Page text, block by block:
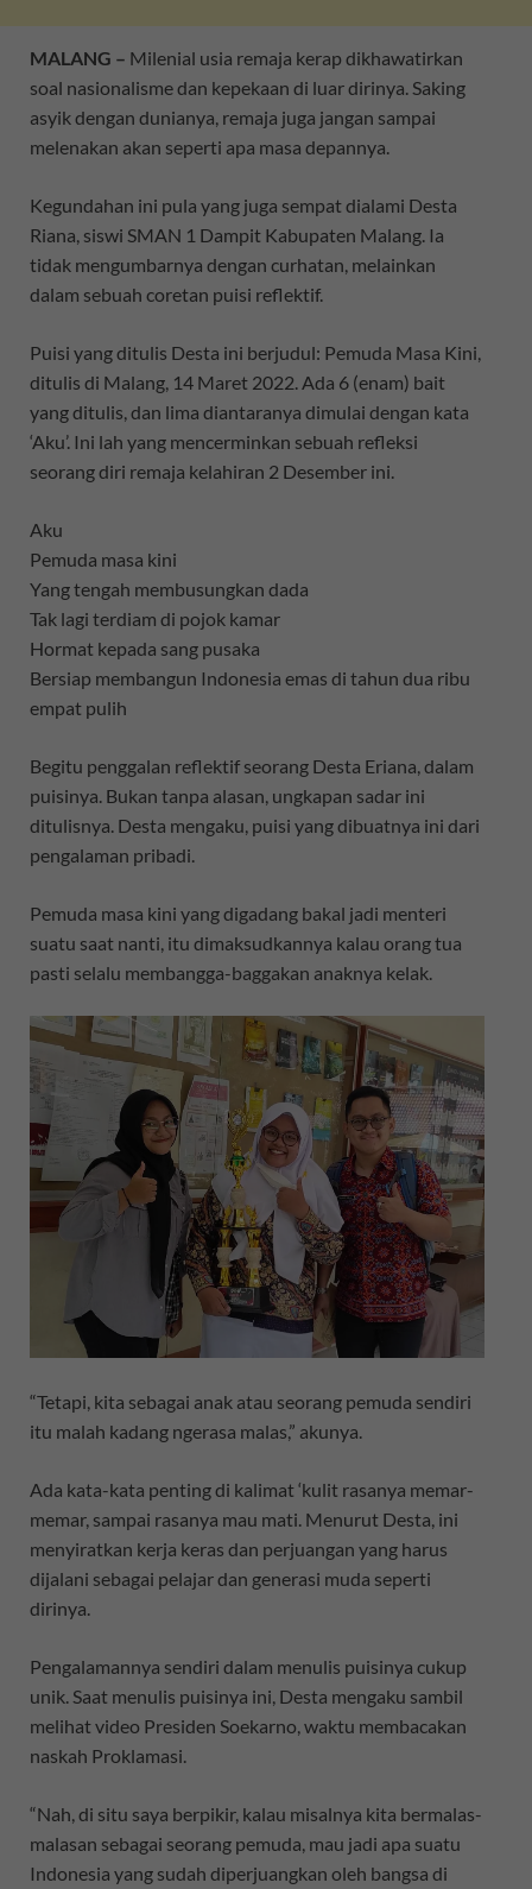
MALANG – Milenial usia remaja kerap dikhawatirkan
soal nasionalisme dan kepekaan di luar dirinya. Saking
asyik dengan dunianya, remaja juga jangan sampai
melenakan akan seperti apa masa depannya.
Kegundahan ini pula yang juga sempat dialami Desta
Riana, siswi SMAN 1 Dampit Kabupaten Malang. Ia
tidak mengumbarnya dengan curhatan, melainkan
dalam sebuah coretan puisi reflektif.
Puisi yang ditulis Desta ini berjudul: Pemuda Masa Kini,
ditulis di Malang, 14 Maret 2022. Ada 6 (enam) bait
yang ditulis, dan lima diantaranya dimulai dengan kata
‘Aku’. Ini lah yang mencerminkan sebuah refleksi
seorang diri remaja kelahiran 2 Desember ini.
Aku
Pemuda masa kini
Yang tengah membusungkan dada
Tak lagi terdiam di pojok kamar
Hormat kepada sang pusaka
Bersiap membangun Indonesia emas di tahun dua ribu
empat pulih
Begitu penggalan reflektif seorang Desta Eriana, dalam
puisinya. Bukan tanpa alasan, ungkapan sadar ini
ditulisnya. Desta mengaku, puisi yang dibuatnya ini dari
pengalaman pribadi.
Pemuda masa kini yang digadang bakal jadi menteri
suatu saat nanti, itu dimaksudkannya kalau orang tua
pasti selalu membangga-baggakan anaknya kelak.
“Tetapi, kita sebagai anak atau seorang pemuda sendiri
itu malah kadang ngerasa malas,” akunya.
Ada kata-kata penting di kalimat ‘kulit rasanya memar-
memar, sampai rasanya mau mati. Menurut Desta, ini
menyiratkan kerja keras dan perjuangan yang harus
dijalani sebagai pelajar dan generasi muda seperti
dirinya.
Pengalamannya sendiri dalam menulis puisinya cukup
unik. Saat menulis puisinya ini, Desta mengaku sambil
melihat video Presiden Soekarno, waktu membacakan
naskah Proklamasi.
“Nah, di situ saya berpikir, kalau misalnya kita bermalas-
malasan sebagai seorang pemuda, mau jadi apa suatu
Indonesia yang sudah diperjuangkan oleh bangsa di